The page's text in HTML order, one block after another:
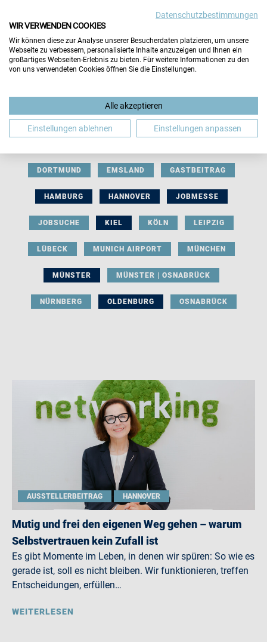
BERUFLICHE ORIENTIERUNG BEWERBUNG
DORTMUND EMSLAND GASTBEITRAG
HAMBURG HANNOVER JOBMESSE
JOBSUCHE KIEL KÖLN LEIPZIG
LÜBECK MUNICH AIRPORT MÜNCHEN
MÜNSTER MÜNSTER | OSNABRÜCK
NÜRNBERG OLDENBURG OSNABRÜCK
AUSSTELLERBEITRAG HANNOVER
Mutig und frei den eigenen Weg gehen – warum
Selbstvertrauen kein Zufall ist
Es gibt Momente im Leben, in denen wir spüren: So wie es
gerade ist, soll es nicht bleiben. Wir funktionieren, treffen
Entscheidungen, erfüllen…
WEITERLESEN
Datenschutzbestimmungen
WIR VERWENDEN COOKIES
Wir können diese zur Analyse unserer Besucherdaten platzieren, um unsere
Webseite zu verbessern, personalisierte Inhalte anzuzeigen und Ihnen ein
großartiges Webseiten-Erlebnis zu bieten. Für weitere Informationen zu den
von uns verwendeten Cookies öffnen Sie die Einstellungen.
Alle akzeptieren
Einstellungen ablehnen Einstellungen anpassen